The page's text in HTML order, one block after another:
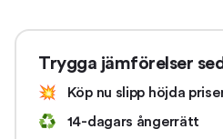
Trygga jämförelser
💥
Köp nu slipp höjda
♻️
14-dagars ångerrätt